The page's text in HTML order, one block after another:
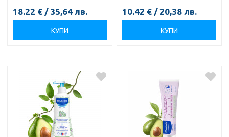
18.22 € / 35,64 лв.
КУПИ
10.42 € / 20,38 лв.
КУПИ